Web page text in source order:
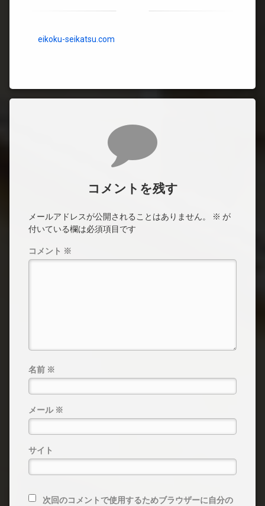
eikoku-seikatsu.com
コメントを残す
メールアドレスが公開されることはありません。 ※ が
付いている欄は必須項目です
コメント ※
名前 ※
メール ※
サイト
次回のコメントで使用するためブラウザーに自分の